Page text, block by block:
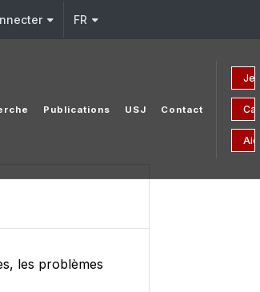
FR
Je
Publications USJ Contact
les problèmes